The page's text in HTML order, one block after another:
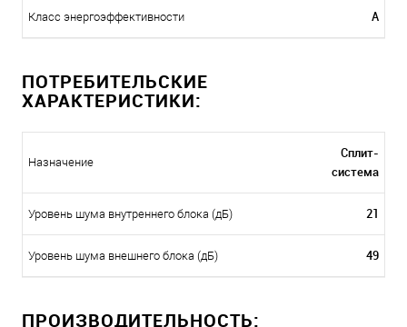
Класс энергоэффективности A
ПОТРЕБИТЕЛЬСКИЕ
ХАРАКТЕРИСТИКИ:
Назначение
Сплит-
система
Уровень шума внутреннего блока (дБ) 21
Уровень шума внешнего блока (дБ) 49
ПРОИЗВОДИТЕЛЬНОСТЬ: